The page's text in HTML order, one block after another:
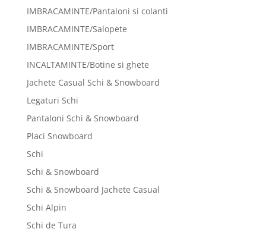
IMBRACAMINTE/Pantaloni si colanti
IMBRACAMINTE/Salopete
IMBRACAMINTE/Sport
INCALTAMINTE/Botine si ghete
Jachete Casual Schi & Snowboard
Legaturi Schi
Pantaloni Schi & Snowboard
Placi Snowboard
Schi
Schi & Snowboard
Schi & Snowboard Jachete Casual
Schi Alpin
Schi de Tura